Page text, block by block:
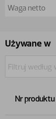
Waga netto
Używane w
Nr produktu